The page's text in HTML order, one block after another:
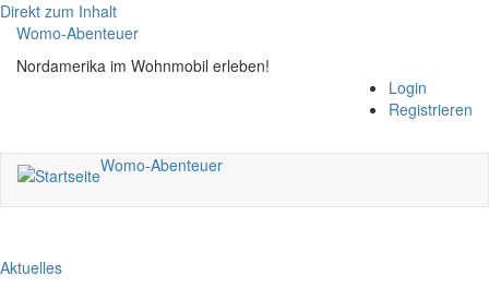
Direkt zum Inhalt
Womo-Abenteuer
Nordamerika im Wohnmobil erleben!
Login
Registrieren
Womo-Abenteuer
Aktuelles